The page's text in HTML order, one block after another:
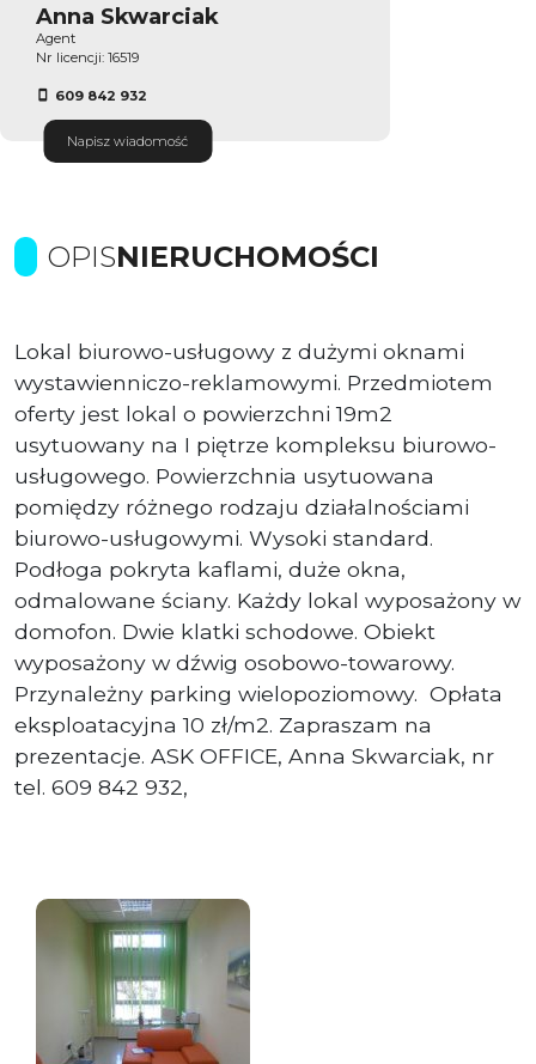
Anna Skwarciak
Agent
Nr licencji: 16519
609 842 932
Napisz wiadomość
OPISNIERUCHOMOŚCI
Lokal biurowo-usługowy z dużymi oknami
wystawienniczo-reklamowymi. Przedmiotem
oferty jest lokal o powierzchni 19m2
usytuowany na I piętrze kompleksu biurowo-
usługowego. Powierzchnia usytuowana
pomiędzy różnego rodzaju działalnościami
biurowo-usługowymi. Wysoki standard.
Podłoga pokryta kaflami, duże okna,
odmalowane ściany. Każdy lokal wyposażony w
domofon. Dwie klatki schodowe. Obiekt
wyposażony w dźwig osobowo-towarowy.
Przynależny parking wielopoziomowy. Opłata
eksploatacyjna 10 zł/m2. Zapraszam na
prezentacje. ASK OFFICE, Anna Skwarciak, nr
tel. 609 842 932,